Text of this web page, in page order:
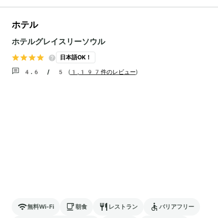
ホテル
ホテルグレイスリーソウル
日本語OK！
4.6 / 5 ( 1,197件のレビュー)
無料Wi-Fi 朝食 レストラン バリアフリー